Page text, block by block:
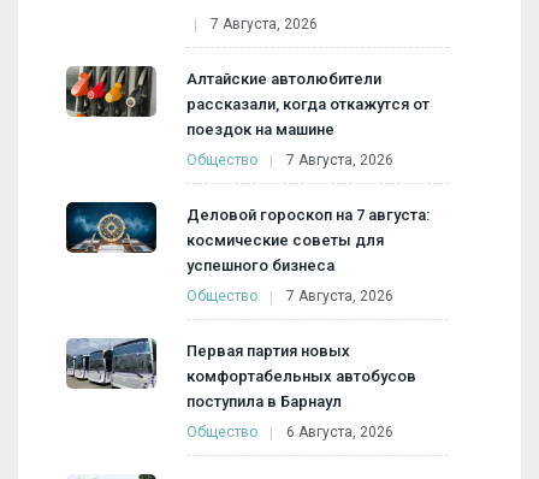
7 Августа, 2026
Алтайские автолюбители
рассказали, когда откажутся от
поездок на машине
Общество 7 Августа, 2026
Деловой гороскоп на 7 августа:
космические советы для
успешного бизнеса
Общество 7 Августа, 2026
Первая партия новых
комфортабельных автобусов
поступила в Барнаул
Общество 6 Августа, 2026